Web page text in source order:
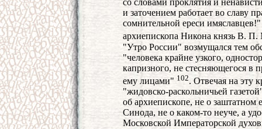
со словами проклятия и
и заточением работает во славу
сомнительной ереси
архиепископа Никона князь В.
"Утро России" возмущался тем
"человека крайне узкого,
капризного, не стесняющегося в
ему лицами" 102. Отвечая на эту
"жидовско-раскольничьей
об архиепископе, не о заштатном
Синода, не о каком-то неуче, а
Московской Императорской